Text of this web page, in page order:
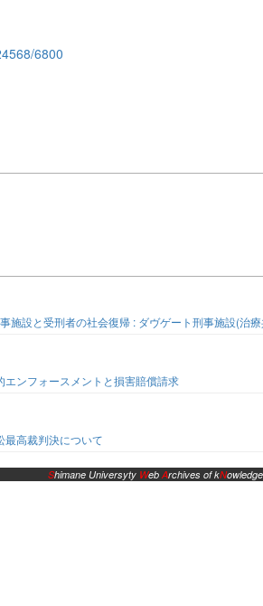
6800
施設と受刑者の社会復帰 : ダヴゲート刑事施設(治
エンフォースメントと損害賠償請求
最高裁判決について
Shimane Universyty WebArchives of kNowledge